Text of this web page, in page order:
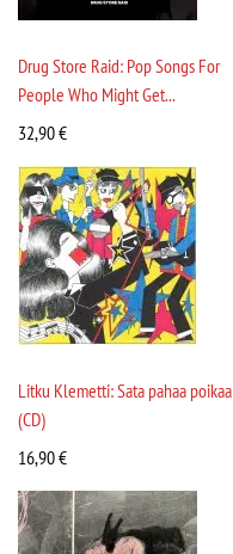
Drug Store Raid: Pop Songs For
People Who Might Get...
32,90€
Litku Klemetti: Sata pahaa poikaa
(CD)
16,90€